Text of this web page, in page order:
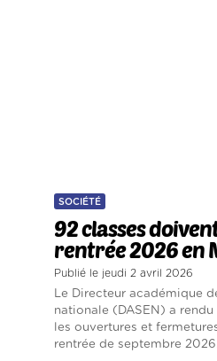
SOCIÉTÉ
92 classes
rentrée 2026 en
Publié le jeudi 2 avril 2026
Le Directeur académique
nationale (DASEN) a
les ouvertures et
rentrée de septembre